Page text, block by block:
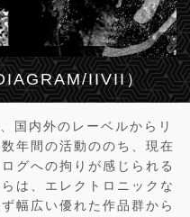
IIVII）
国内外のレーベルからリ
年間の活動ののち、現在
グへの拘りが感じられる
は、エレクトロニックな
幅広い優れた作品群から